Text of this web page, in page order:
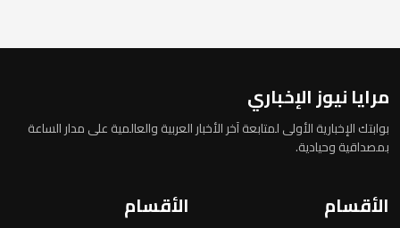
مرايا نيوز الإخباري
بوابتك الإخبارية الأولى لمتابعة آخر الأخبار العربية والعالمية على مدار الساعة
بمصداقية وحيادية.
الأقسام الأقسام